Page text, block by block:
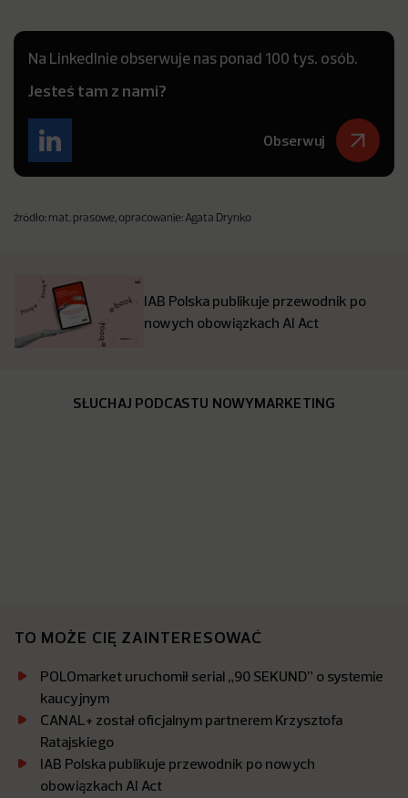
Na LinkedInie obserwuje nas ponad 100 tys. osób.
Jesteś tam z nami?
Obserwuj
źródło: mat. prasowe, opracowanie: Agata Drynko
IAB Polska publikuje przewodnik po
nowych obowiązkach AI Act
SŁUCHAJ PODCASTU NOWYMARKETING
TO MOŻE CIĘ ZAINTERESOWAĆ
POLOmarket uruchomił serial „90 SEKUND” o systemie
kaucyjnym
CANAL+ został oficjalnym partnerem Krzysztofa
Ratajskiego
IAB Polska publikuje przewodnik po nowych
obowiązkach AI Act